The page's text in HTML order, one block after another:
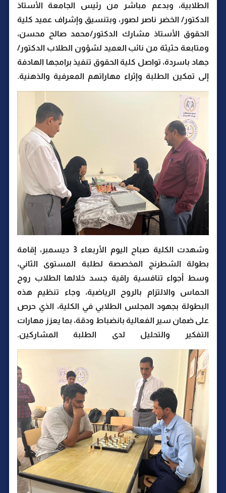
الطلابية، وبدعم مباشر من رئيس الجامعة الأستاذ
الدكتور/ الخضر ناصر لصور، وبتنسيق وإشراف عميد كلية
الحقوق الأستاذ مشارك الدكتور/محمد صالح محسن،
ومتابعة حثيثة من نائب العميد لشؤون الطلاب الدكتور/
جهاد باسردة، تواصل كلية الحقوق تنفيذ برامجها الهادفة
إلى تمكين الطلبة وإثراء مهاراتهم المعرفية والذهنية.
وشهدت الكلية صباح اليوم الأربعاء 3 ديسمبر، إقامة
بطولة الشطرنج المخصصة لطلبة المستوى الثاني،
وسط أجواء تنافسية راقية جسد خلالها الطلاب روح
الحماس والالتزام بالروح الرياضية، وجاء تنظيم هذه
البطولة بجهود المجلس الطلابي في الكلية، الذي حرص
على ضمان سير الفعالية بانضباط ودقة، بما يعزز مهارات
التفكير والتحليل لدى الطلبة المشاركين.